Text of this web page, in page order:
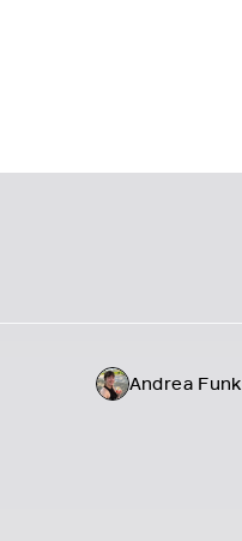
Andrea Funk